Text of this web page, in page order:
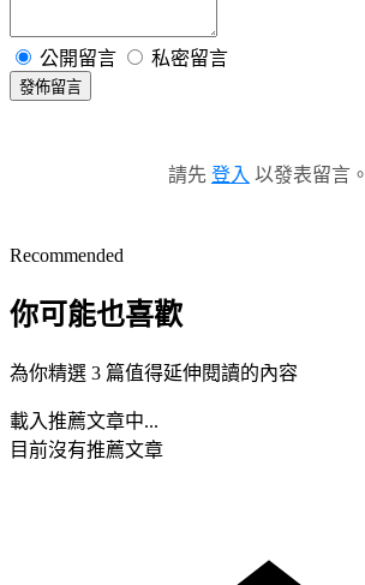
公開留言 私密留言
發佈留言
請先 登入 以發表留言。
Recommended
你可能也喜歡
為你精選 3 篇值得延伸閱讀的內容
載入推薦文章中...
目前沒有推薦文章